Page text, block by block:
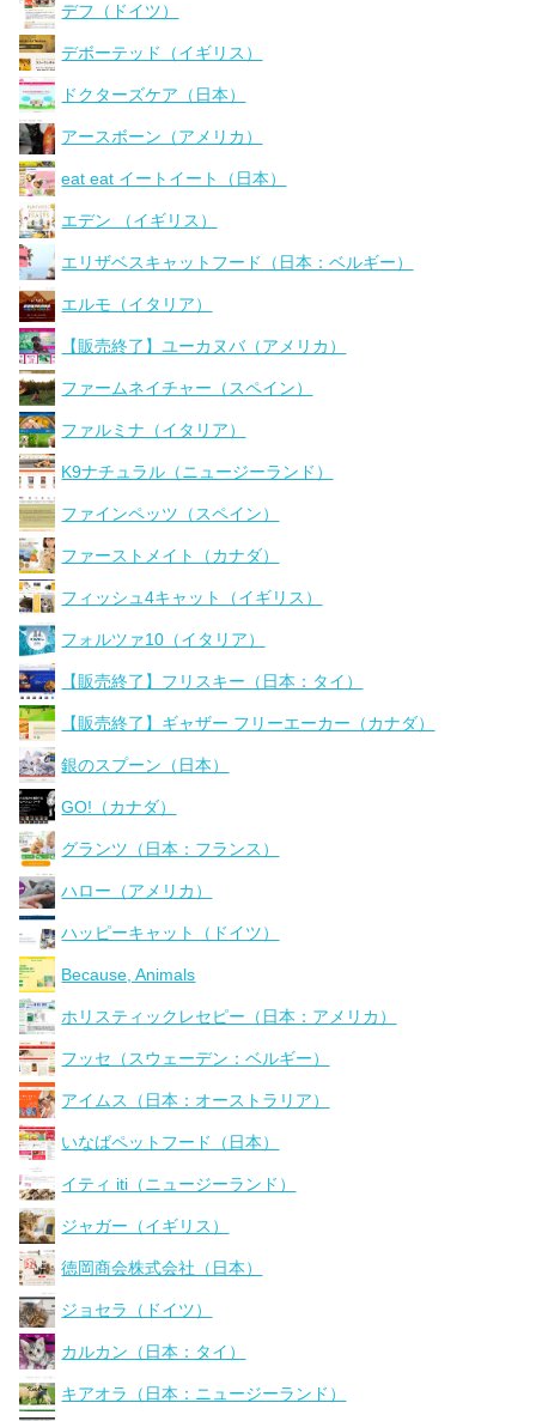
デフ（ドイツ）
デボーテッド（イギリス）
ドクターズケア（日本）
アースボーン（アメリカ）
eat eat イートイート（日本）
エデン （イギリス）
エリザベスキャットフード（日本：ベルギー）
エルモ（イタリア）
【販売終了】ユーカヌバ（アメリカ）
ファームネイチャー（スペイン）
ファルミナ（イタリア）
K9ナチュラル（ニュージーランド）
ファインペッツ（スペイン）
ファーストメイト（カナダ）
フィッシュ4キャット（イギリス）
フォルツァ10（イタリア）
【販売終了】フリスキー（日本：タイ）
【販売終了】ギャザー フリーエーカー（カナダ）
銀のスプーン（日本）
GO!（カナダ）
グランツ（日本：フランス）
ハロー（アメリカ）
ハッピーキャット（ドイツ）
Because, Animals
ホリスティックレセピー（日本：アメリカ）
フッセ（スウェーデン：ベルギー）
アイムス（日本：オーストラリア）
いなばペットフード（日本）
イティ iti（ニュージーランド）
ジャガー（イギリス）
徳岡商会株式会社（日本）
ジョセラ（ドイツ）
カルカン（日本：タイ）
キアオラ（日本：ニュージーランド）